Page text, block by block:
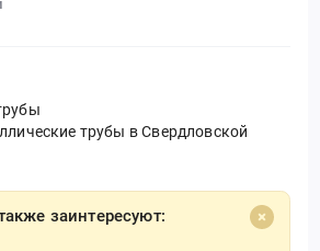
трубы в Свердловской
заинтересуют: